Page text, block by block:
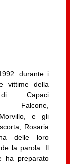
durante i
vittime della
Capaci
Falcone,
e gli
Rosaria
delle loro
la parola. Il
ha preparato